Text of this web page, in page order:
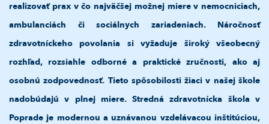
realizovať prax v čo najväčšej možnej miere v nemocniciach,
ambulanciách či sociálnych zariadeniach. Náročnosť
zdravotníckeho povolania si vyžaduje široký všeobecný
rozhľad, rozsiahle odborné a praktické zručnosti, ako aj
osobnú zodpovednosť. Tieto spôsobilosti žiaci v našej škole
nadobúdajú v plnej miere.Stredná zdravotnícka škola v
Poprade je modernou a uznávanou vzdelávacou inštitúciou,